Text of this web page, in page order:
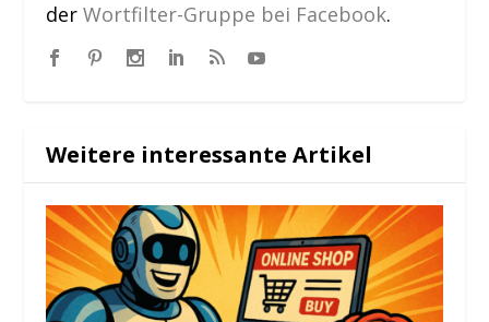
derWortfilter-Gruppe bei Facebook.
Weitere interessante Artikel